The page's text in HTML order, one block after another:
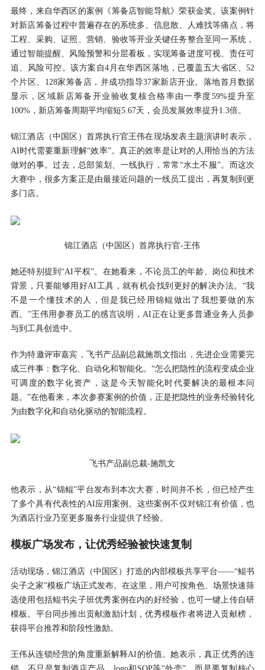
最终，来自华西区的案例《筹备店智能导航》荣获金奖。该案例针
对新店筹备过程中普遍存在的系统多、信息散、人难找等痛点，将
工程、采购、证照、营销、验收等开业关键任务整合至同一系统，
通过智能提醒、风险预警和分层看板，实现筹备进度可视、责任可
追、风险可控。该方案自4月在华西区落地，已覆盖五大省区、52
个片区、128家筹备店，并成功指导37家新店开业。落地首月数据
显示，区域新店筹备开业验收复核合格率由一季度59%提升至
100%，新店筹备周期平均缩短5.67天，会员发展效率提升1.3倍。
锦江酒店（中国区）首席执行官王伟在现场发表主题演讲时表示，
AI时代需要重新理解“效率”。真正的效率是让对的人用恰当的方法
做对的事。过去，总部策划、一线执行，常常“水土不服”。而这次
大赛中，很多方案正是由最接近问题的一线员工提出，再复制到更
多门店。
锦江酒店（中国区）首席执行官-王伟
她还特别提到“AI平权”。在她看来，不论员工的年龄、岗位和技术
背景，只要能够用好AI工具，就有机会找到更好的解决办法。“我
不是一个懂技术的人，但是我已经用锦鲲做出了我想要做的东
西。”王伟用参赛员工的感言说明，AI正在让更多普通业务人员参
与到工具创造中。
作为特邀评审嘉宾，飞书产品副总裁施凯文指出，先进企业需要完
成三件事：数字化、自动化和智能化。“怎么把隐性的流程变成企业
可调度的数字化资产，这是今天智能化时代要解决的最根本问
题。”在他看来，本次参赛案例的价值，正是把隐性的业务经验转化
为由数字化和自动化驱动的智能流程。
飞书产品副总裁-施凯文
他表示，从“锦鲲”平台发布到本次大赛，时间并不长，但已经产生
了多个具有代表性的AI应用案例。这些案例不仅对锦江有价值，也
为酒店行业乃至更多服务行业提供了经验。
模板广场发布，让优秀经验被快速复制
活动现场，锦江酒店（中国区）打造的内部模板共享平台——“鲲书
尖子之家”模板广场正式发布。在这里，用户可按角色、场景快速筛
选使用包括鲲书尖子班优秀案例在内的好经验，也可一键上传自研
模板。平台同步推出贡献激励计划，优秀模板作者将进入贡献榜，
获得平台推荐和阶段性激励。
王伟从连锁经营的角度重新解释AI的价值。她表示，真正优秀的连